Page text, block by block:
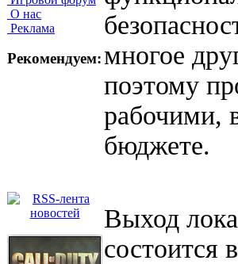
О нас
Реклама
Рекомендуем:многое
поэтому
рабочими,
бюджете.
Выход
состоится